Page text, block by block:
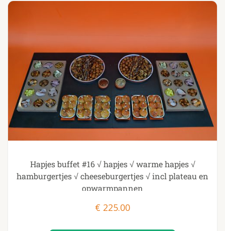
Hapjes buffet #16 √ hapjes √ warme hapjes √
hamburgertjes √ cheeseburgertjes √ incl plateau en
opwarmpannen
€ 225.00